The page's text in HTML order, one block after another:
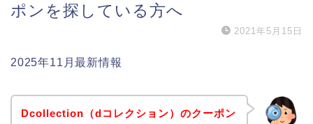
ポンを探している方へ
2021年5月15日
2025年11月最新情報
Dcollection（dコレクション）のクーポン